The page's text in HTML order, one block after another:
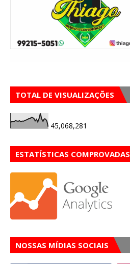
TOTAL DE VISUALIZAÇÕES
45,068,281
ESTATÍSTICAS COMPROVADAS
NOSSAS MÍDIAS SOCIAIS